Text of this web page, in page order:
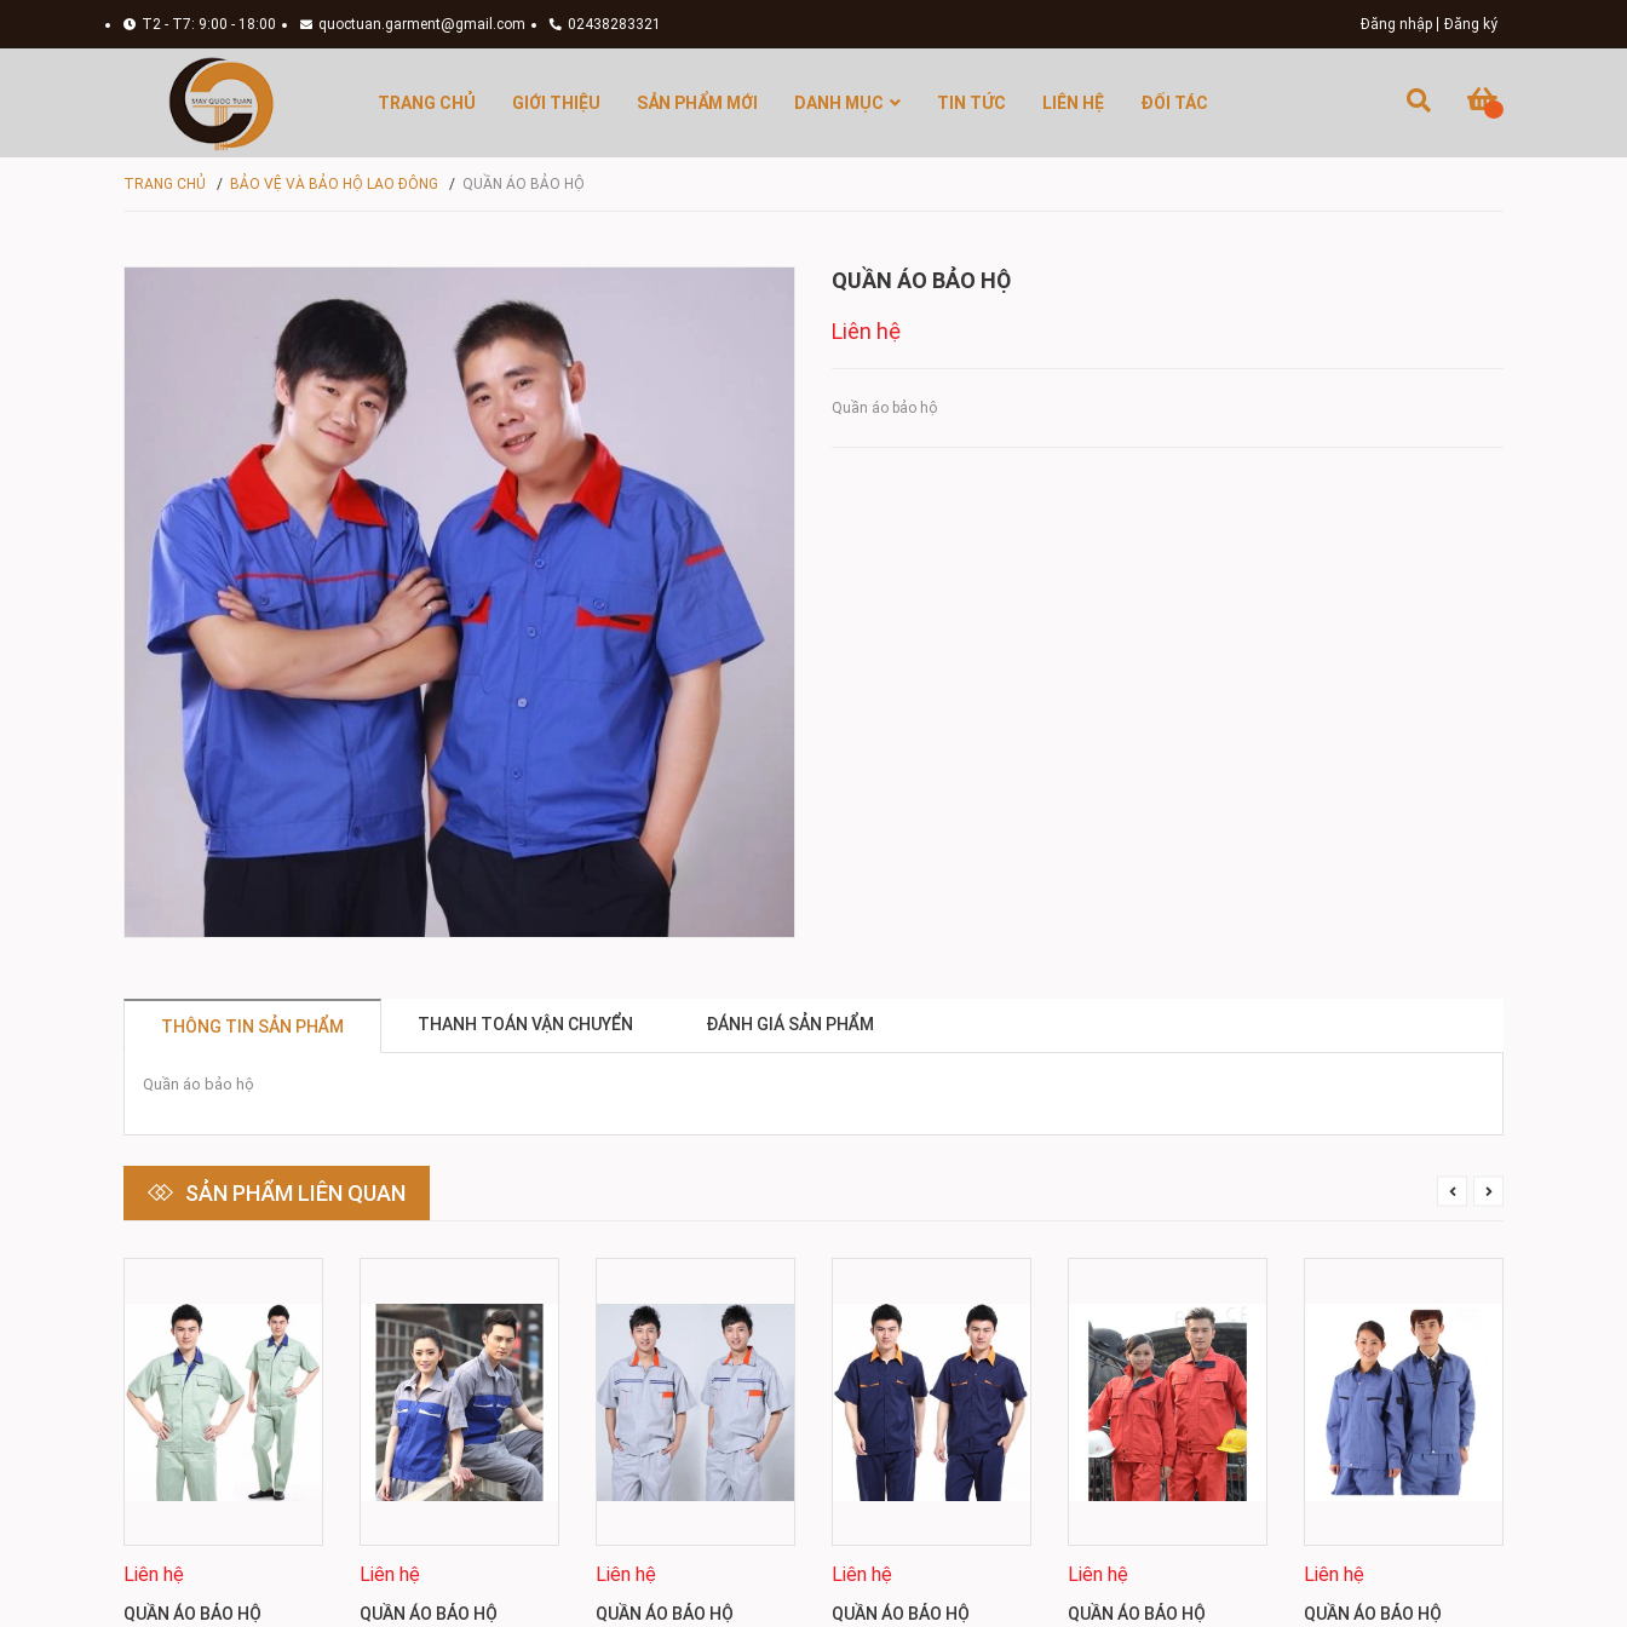
T2 - T7: 9:00 - 18:00 quoctuan.garment@gmail.com 02438283321 Đăng nhập Đăng ký
TRANG CHỦ GIỚI THIỆU SẢN PHẨM MỚI DANH MỤC TIN TỨC LIÊN HỆ ĐỐI TÁC
TRANG CHỦ / BẢO VỆ VÀ BẢO HỘ LAO ĐÔNG / QUẦN ÁO BẢO HỘ
QUẦN ÁO BẢO HỘ
Liên hệ
Quần áo bảo hộ
THÔNG TIN SẢN PHẨM THANH TOÁN VẬN CHUYỂN ĐÁNH GIÁ SẢN PHẨM
Quần áo bảo hộ
SẢN PHẨM LIÊN QUAN
Liên hệ
QUẦN ÁO BẢO HỘ
Liên hệ
QUẦN ÁO BẢO HỘ
Liên hệ
QUẦN ÁO BẢO HỘ
Liên hệ
QUẦN ÁO BẢO HỘ
Liên hệ
QUẦN ÁO BẢO HỘ
Liên hệ
QUẦN ÁO BẢO HỘ